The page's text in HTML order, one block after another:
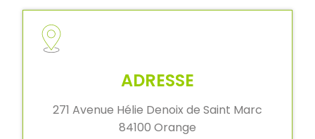
ADRESSE
271 Avenue Hélie Denoix de Saint Marc
84100 Orange